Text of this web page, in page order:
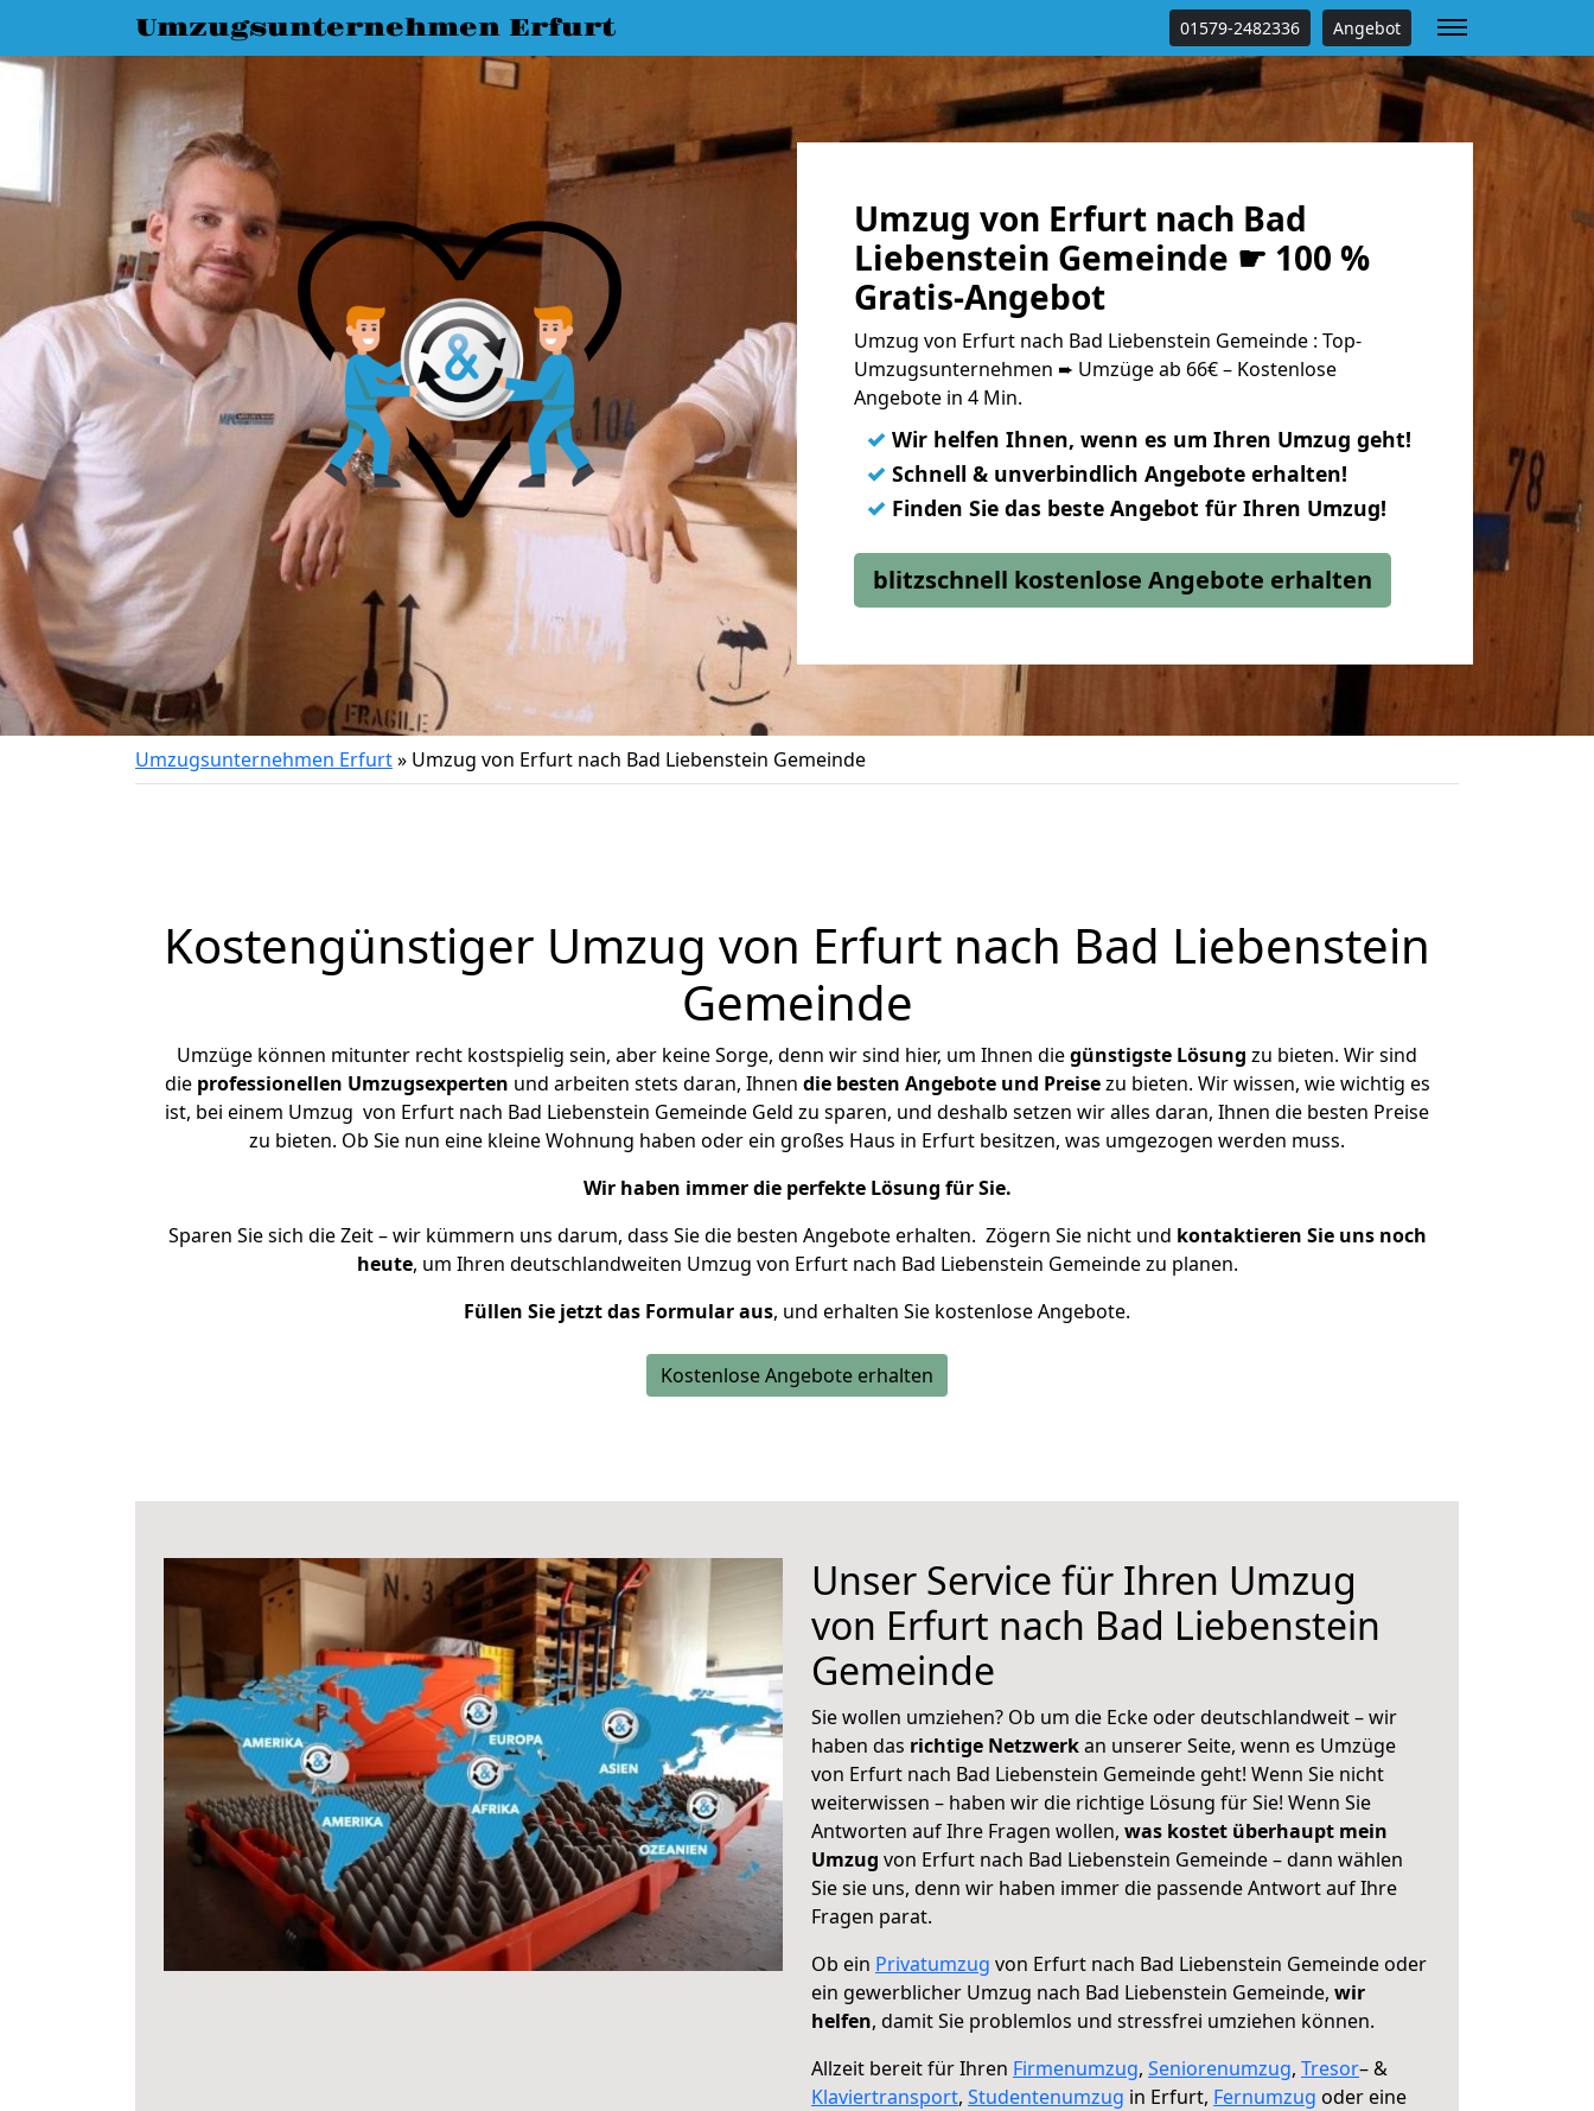
Umzugsunternehmen Erfurt 01579-2482336 Angebot
Umzug von Erfurt nach Bad
Liebenstein Gemeinde ☛ 100 %
Gratis-Angebot
Umzug von Erfurt nach Bad Liebenstein Gemeinde : Top-
Umzugsunternehmen ➨ Umzüge ab 66€ – Kostenlose
Angebote in 4 Min.
✓ Wir helfen Ihnen, wenn es um Ihren Umzug geht!
✓ Schnell & unverbindlich Angebote erhalten!
✓ Finden Sie das beste Angebot für Ihren Umzug!
blitzschnell kostenlose Angebote erhalten
Umzugsunternehmen Erfurt» Umzug von Erfurt nach Bad Liebenstein Gemeinde
Kostengünstiger Umzug von Erfurt nach Bad Liebenstein
Gemeinde
Umzüge können mitunter recht kostspielig sein, aber keine Sorge, denn wir sind hier, um Ihnen diegünstigste Lösung zu bieten. Wir sind
die professionellen Umzugsexperten und arbeiten stets daran, Ihnen die besten Angebote und Preisezu bieten. Wir wissen, wie wichtig es
ist, bei einem Umzug von Erfurt nach Bad Liebenstein Gemeinde Geld zu sparen, und deshalb setzen wir alles daran, Ihnen die besten Preise
zu bieten. Ob Sie nun eine kleine Wohnung haben oder ein großes Haus in Erfurt besitzen, was umgezogen werden muss.
Wir haben immer die perfekte Lösung für Sie.
Sparen Sie sich die Zeit – wir kümmern uns darum, dass Sie die besten Angebote erhalten. Zögern Sie nicht und kontaktieren Sie uns noch
heute, um Ihren deutschlandweiten Umzug von Erfurt nach Bad Liebenstein Gemeinde zu planen.
Füllen Sie jetzt das Formular aus, und erhalten Sie kostenlose Angebote.
Kostenlose Angebote erhalten
Unser Service für Ihren Umzug
von Erfurt nach Bad Liebenstein
Gemeinde
Sie wollen umziehen? Ob um die Ecke oder deutschlandweit – wir
haben das richtige Netzwerkan unserer Seite, wenn es Umzüge
von Erfurt nach Bad Liebenstein Gemeinde geht! Wenn Sie nicht
weiterwissen – haben wir die richtige Lösung für Sie! Wenn Sie
Antworten auf Ihre Fragen wollen, was kostet überhaupt mein
Umzug von Erfurt nach Bad Liebenstein Gemeinde – dann wählen
Sie sie uns, denn wir haben immer die passende Antwort auf Ihre
Fragen parat.
Ob ein Privatumzug von Erfurt nach Bad Liebenstein Gemeinde oder
ein gewerblicher Umzug nach Bad Liebenstein Gemeinde, wir
helfen, damit Sie problemlos und stressfrei umziehen können.
Allzeit bereit für Ihren Firmenumzug, Seniorenumzug, Tresor– &
Klaviertransport, Studentenumzug in Erfurt, Fernumzug oder eine